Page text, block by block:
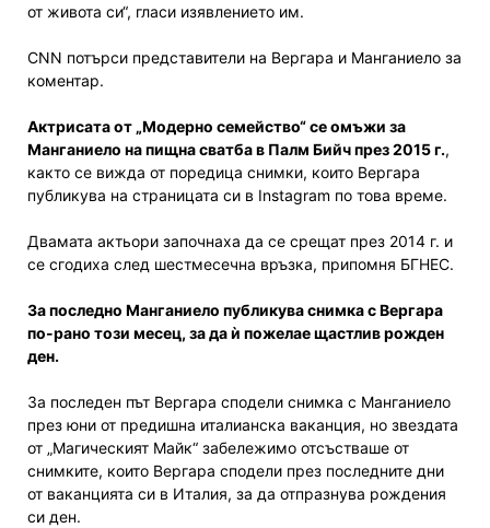
от живота си“, гласи изявлението им.
CNN потърси представители на Вергара и Манганиело за
коментар.
Актрисата от „Модерно семейство“ се омъжи за
Манганиело на пищна сватба в Палм Бийч през 2015 г.,
както се вижда от поредица снимки, които Вергара
публикува на страницата си в Instagram по това време.
Двамата актьори започнаха да се срещат през 2014 г. и
се сгодиха след шестмесечна връзка, припомня БГНЕС.
За последно Манганиело публикува снимка с Вергара
по-рано този месец, за да ѝ пожелае щастлив рожден
ден.
За последен път Вергара сподели снимка с Манганиело
през юни от предишна италианска ваканция, но звездата
от „Магическият Майк“ забележимо отсъстваше от
снимките, които Вергара сподели през последните дни
от ваканцията си в Италия, за да отпразнува рождения
си ден.